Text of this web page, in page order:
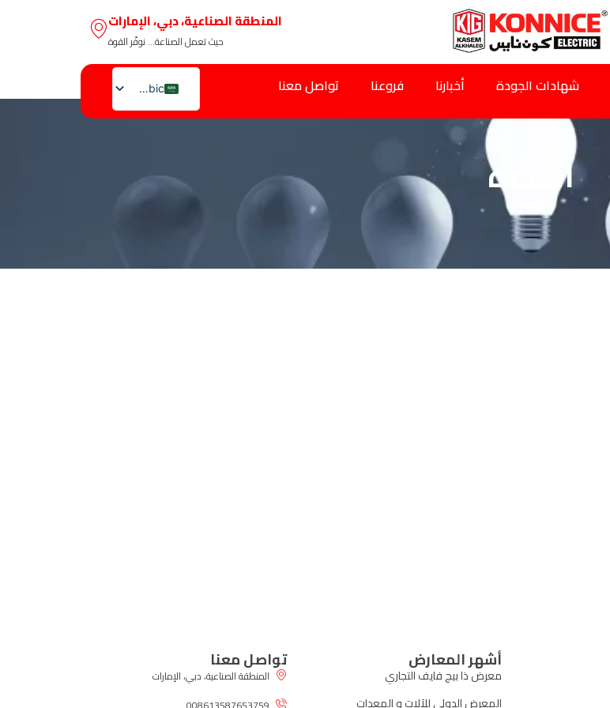
المنطقة الصناعية، دبي، الإمارات
حيث تعمل الصناعة… نوفّر القوة
Arabic
English
شهادات الجودة أخبارنا فروعنا تواصل معنا
اضاءه
أشهر المعارض
معرض ذا بيج فايف التجاري
المعرض الدولي للآلات و المعدات
تواصل معنا
المنطقة الصناعية، دبي، الإمارات